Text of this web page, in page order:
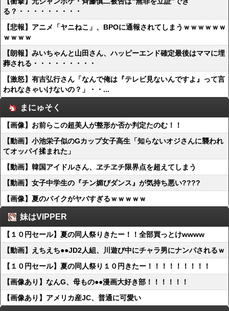
る？・・・・・・・・・
【悲報】アニメ「ヤニねこ」、BPOに通報されてしまうｗｗｗｗｗｗ
ｗｗｗｗ
【朗報】みいちゃんと山田さん、ハッピーエンド確定最後はママに埋
葬される・・・・・・・・・
【激怒】有吉弘行さん「なんで俺は『テレビ見ないんですよ』って言
われなきゃいけないの？」・・...
まにゅそく
【画像】お前らこの超美人が整形か否か判定たのむ！！
【動画】小池栄子似のGカップ女子高生「知らないオジさんに襲われ
てオッパイ揉まれた」
【動画】韓国アイドルさん、ヱチヱチ限界点を超えてしまう
【動画】女子中学生の『チン媚びダンス』が気持ち悪い????
【画像】夏のバイクがヤバすぎるｗｗｗｗｗ
妹はVIPPER
【１０円セール】夏の同人祭りきたー！！全部買っとけwwww
【動画】えちえち●●JD2人組、川遊び中にチャラ男にナンパされるｗ
【１０円セール】夏の同人祭り１０円きたー！！！！！！！！！
【画像あり】なんG、母もの●●漫画大好き部！！！！！！
【画像あり】アメリカ産JC、普通に可愛い